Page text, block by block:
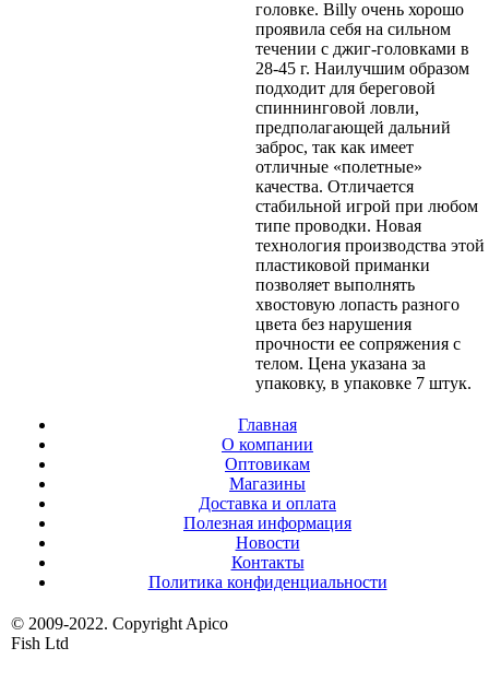
головке. Billy очень хорошо
проявила себя на сильном
течении с джиг-головками в
28-45 г. Наилучшим образом
подходит для береговой
спиннинговой ловли,
предполагающей дальний
заброс, так как имеет
отличные «полетные»
качества. Отличается
стабильной игрой при любом
типе проводки. Новая
технология производства этой
пластиковой приманки
позволяет выполнять
хвостовую лопасть разного
цвета без нарушения
прочности ее сопряжения с
телом. Цена указана за
упаковку, в упаковке 7 штук.
Главная
О компании
Оптовикам
Магазины
Доставка и оплата
Полезная информация
Новости
Контакты
Политика конфиденциальности
© 2009-2022. Copyright Apico
Fish Ltd